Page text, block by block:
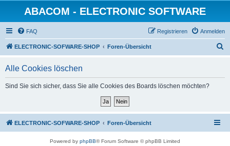
ABACOM - ELECTRONIC SOFTWARE
FAQ Anmelden
Registrieren
ELECTRONIC-SOFWARE-SHOP Foren-Übersicht
Alle Cookies löschen
Sind Sie sich sicher, dass Sie alle Cookies des Boards löschen möchten?
ELECTRONIC-SOFWARE-SHOP Foren-Übersicht
Powered by phpBB® Forum Software © phpBB Limited